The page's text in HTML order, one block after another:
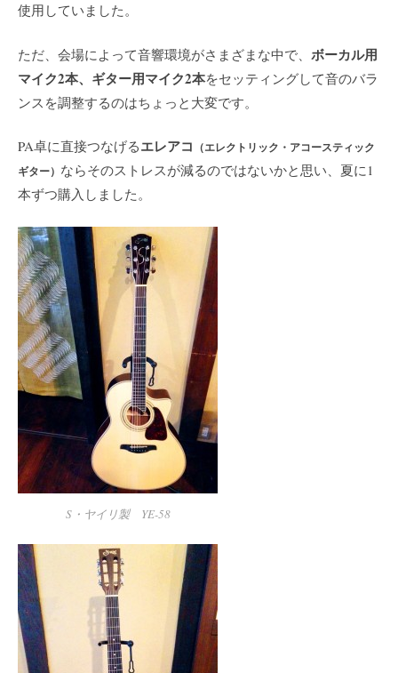
使用していました。
ただ、会場によって音響環境がさまざまな中で、 ボーカル用
マイク2本、ギター用マイク2本をセッティングして音のバラ
ンスを調整するのはちょっと大変です。
PA卓に直接つなげるエレアコ （エレクトリック・アコースティック
ギター） ならそのストレスが減るのではないかと思い、夏に1
本ずつ購入しました。
S・ヤイリ製 YE-58